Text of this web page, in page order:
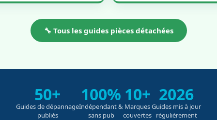
🔧 Tous les guides pièces détachées
50+
Guides de dépannage
publiés
100%
Indépendant &
sans pub
10+
Marques
couvertes
2026
Guides mis à jour
régulièrement